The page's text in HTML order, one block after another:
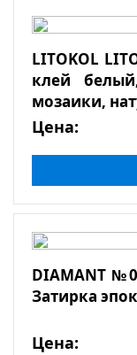
LITOKOL
клей
мозаики,
Цена:
DIAMANT
Затирка
Цена: